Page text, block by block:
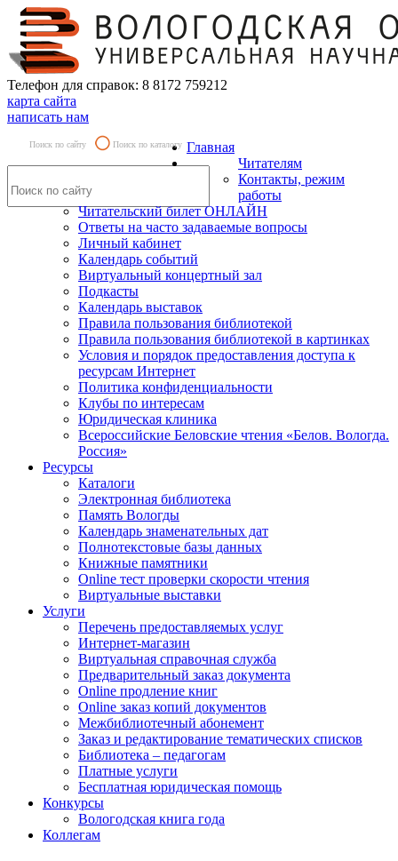
Телефон для справок: 8 8172 759212
карта сайта
написать нам
Поиск по сайту Поиск по каталогу Главная
Читателям
Контакты, режим
работы
Читательский билет ОНЛАЙН
Ответы на часто задаваемые вопросы
Личный кабинет
Календарь событий
Виртуальный концертный зал
Подкасты
Календарь выставок
Правила пользования библиотекой
Правила пользования библиотекой в картинках
Условия и порядок предоставления доступа к
ресурсам Интернет
Политика конфиденциальности
Клубы по интересам
Юридическая клиника
Всероссийские Беловские чтения «Белов. Вологда.
Россия»
Ресурсы
Каталоги
Электронная библиотека
Память Вологды
Календарь знаменательных дат
Полнотекстовые базы данных
Книжные памятники
Online тест проверки скорости чтения
Виртуальные выставки
Услуги
Перечень предоставляемых услуг
Интернет-магазин
Виртуальная справочная служба
Предварительный заказ документа
Online продление книг
Online заказ копий документов
Межбиблиотечный абонемент
Заказ и редактирование тематических списков
Библиотека – педагогам
Платные услуги
Бесплатная юридическая помощь
Конкурсы
Вологодская книга года
Коллегам